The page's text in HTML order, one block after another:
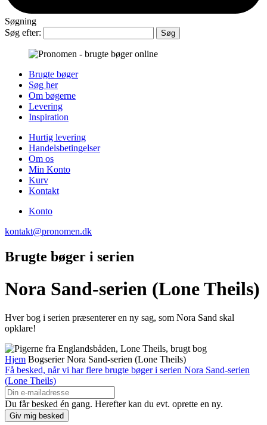
Søgning
Søg efter:
Brugte bøger
Søg her
Om bøgerne
Levering
Inspiration
Hurtig levering
Handelsbetingelser
Om os
Min Konto
Kurv
Kontakt
Konto
kontakt@pronomen.dk
Brugte bøger i serien
Nora Sand-serien (Lone Theils)
Hver bog i serien præsenterer en ny sag, som Nora Sand skal
opklare!
Hjem Bogserier Nora Sand-serien (Lone Theils)
Få besked, når vi har flere brugte bøger i serien Nora Sand-serien
(Lone Theils)
Du får besked én gang. Herefter kan du evt. oprette en ny.